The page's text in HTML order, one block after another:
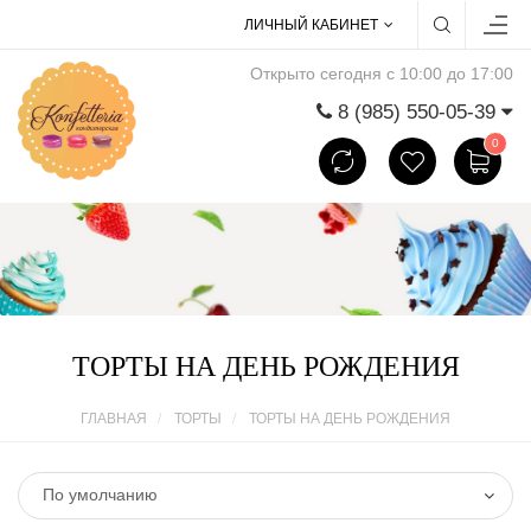
ЛИЧНЫЙ КАБИНЕТ
Открыто сегодня с 10:00 до 17:00
8 (985) 550-05-39
0
ТОРТЫ НА ДЕНЬ РОЖДЕНИЯ
ГЛАВНАЯ ТОРТЫ ТОРТЫ НА ДЕНЬ РОЖДЕНИЯ
По умолчанию